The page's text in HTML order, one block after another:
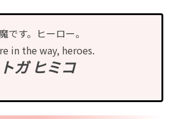
です。ヒーロー。
in the way, heroes.
トガ ヒミコ